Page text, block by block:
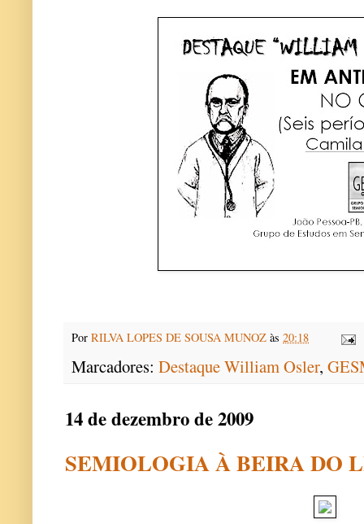
Por RILVA LOPES DE SOUSA MUNOZ às 20:18
Marcadores: Destaque William Osler,
14 de dezembro de 2009
SEMIOLOGIA À BEIRA DO